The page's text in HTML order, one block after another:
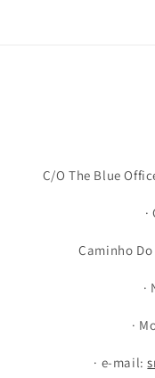
C/O The Blue
Caminho Do
·
·
· e-mail: